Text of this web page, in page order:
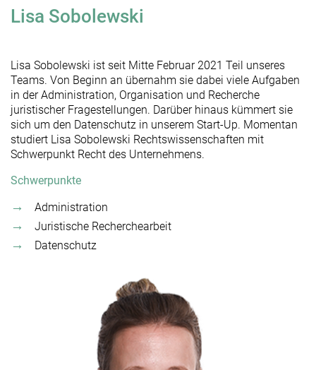
Lisa Sobolewski
Lisa Sobolewski ist seit Mitte Februar 2021 Teil unseres
Teams. Von Beginn an übernahm sie dabei viele Aufgaben
in der Administration, Organisation und Recherche
juristischer Fragestellungen. Darüber hinaus kümmert sie
sich um den Datenschutz in unserem Start-Up. Momentan
studiert Lisa Sobolewski Rechtswissenschaften mit
Schwerpunkt Recht des Unternehmens.
Schwerpunkte
Administration
Juristische Recherchearbeit
Datenschutz